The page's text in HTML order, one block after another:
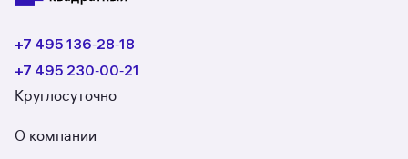
+7 495 136‑28‑18
+7 495 230‑00‑21
Круглосуточно
О компании